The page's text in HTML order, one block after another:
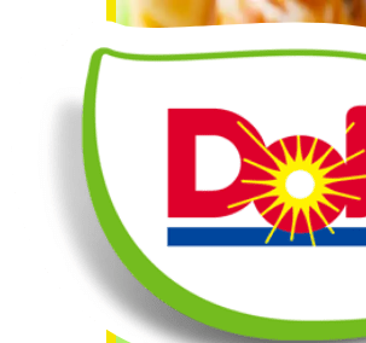
HOME レシピ